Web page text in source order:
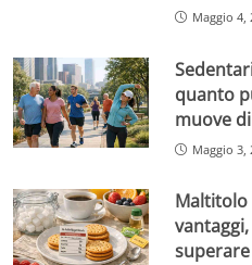
Maggio 4,
quanto
muove
Maggio 3,
Maltitolo
superare